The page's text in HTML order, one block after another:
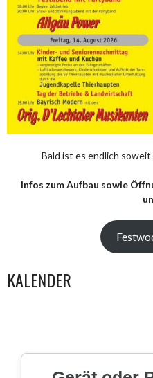
Bald ist es endlich soweit
Infos zum Aufbau sowie
KALENDER